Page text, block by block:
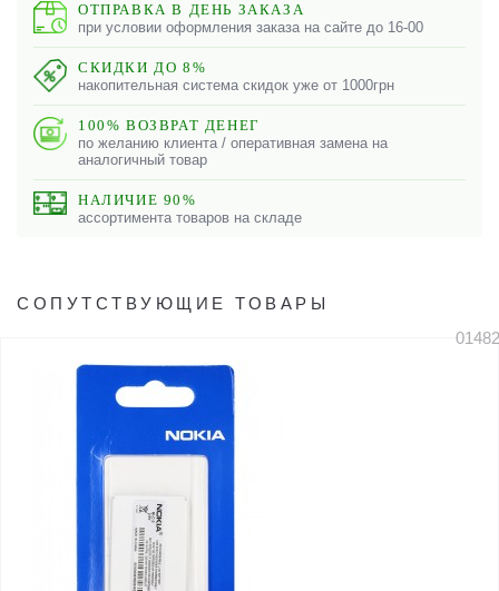
ОТПРАВКА В ДЕНЬ ЗАКАЗА
при условии оформления заказа на сайте до 16-00
СКИДКИ ДО 8%
накопительная система скидок уже от 1000грн
100% ВОЗВРАТ ДЕНЕГ
по желанию клиента / оперативная замена на
аналогичный товар
НАЛИЧИЕ 90%
ассортимента товаров на складе
СОПУТСТВУЮЩИЕ ТОВАРЫ